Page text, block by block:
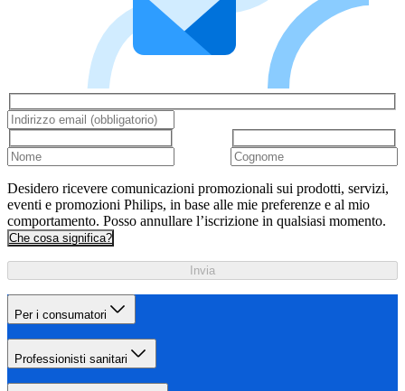
Desidero ricevere comunicazioni promozionali sui prodotti, servizi,
eventi e promozioni Philips, in base alle mie preferenze e al mio
comportamento. Posso annullare l’iscrizione in qualsiasi momento.
Che cosa significa?
Invia
Per i consumatori
Professionisti sanitari